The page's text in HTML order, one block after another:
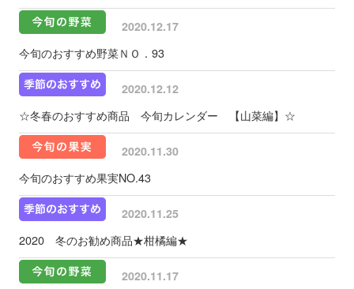
2020.12.17
今旬のおすすめ野菜ＮＯ．93
2020.12.12
☆冬春のおすすめ商品 今旬カレンダー 【山菜編】☆
2020.11.30
今旬のおすすめ果実NO.43
2020.11.25
2020 冬のお勧め商品★柑橘編★
2020.11.17